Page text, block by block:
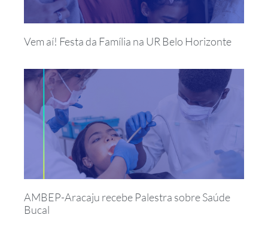
Vem aí! Festa da Família na UR Belo Horizonte
AMBEP-Aracaju recebe Palestra sobre Saúde
Bucal